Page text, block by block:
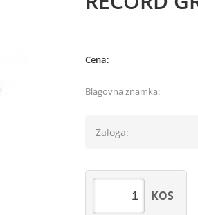
Cena:
Blagovna znamka:
Zaloga:
KOS